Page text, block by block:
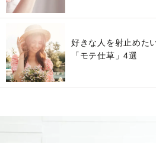
好きな人を射止め
「モテ仕草」4選